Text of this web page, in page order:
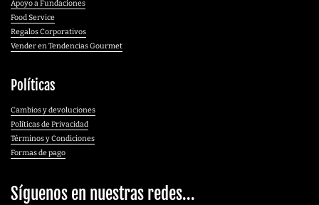
Apoyo a Fundaciones
Food Service
Regalos Corporativos
Vender en Tendencias Gourmet
Políticas
Cambios y devoluciones
Políticas de Privacidad
Términos y Condiciones
Formas de pago
Síguenos en nuestras redes...